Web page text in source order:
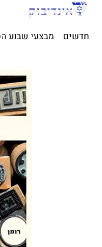
חדשים מבצעי שבוע